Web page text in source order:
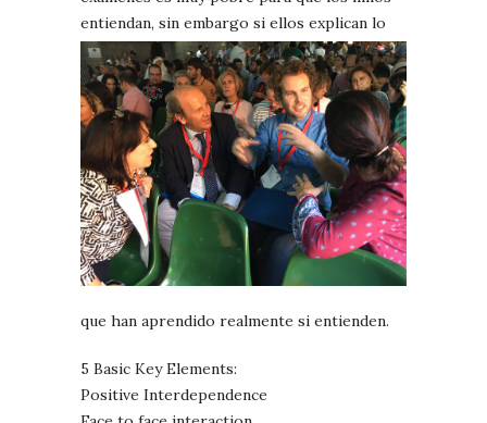
entiendan, sin embargo si ellos explican lo
que han aprendido realmente si entienden.
5 Basic Key Elements:
Positive Interdependence